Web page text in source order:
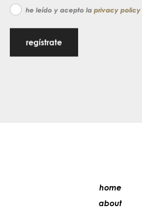
he leído y acepto la privacy policy
regístrate
home
about